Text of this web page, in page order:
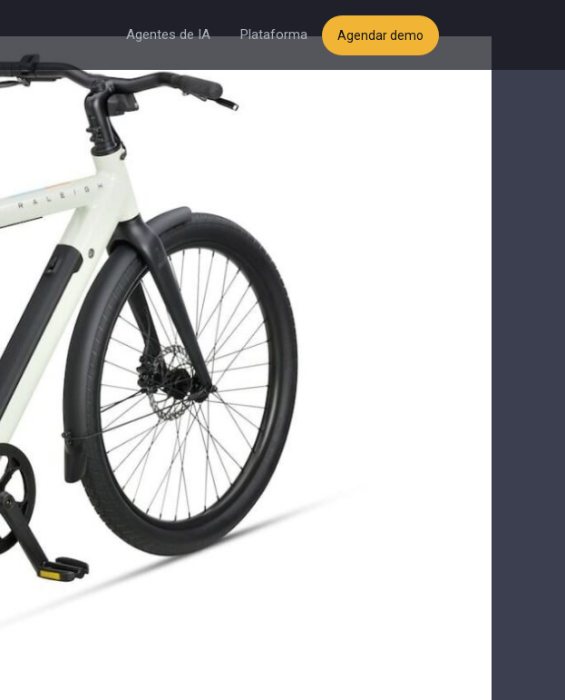
Agentes de IA Plataforma Agendar demo